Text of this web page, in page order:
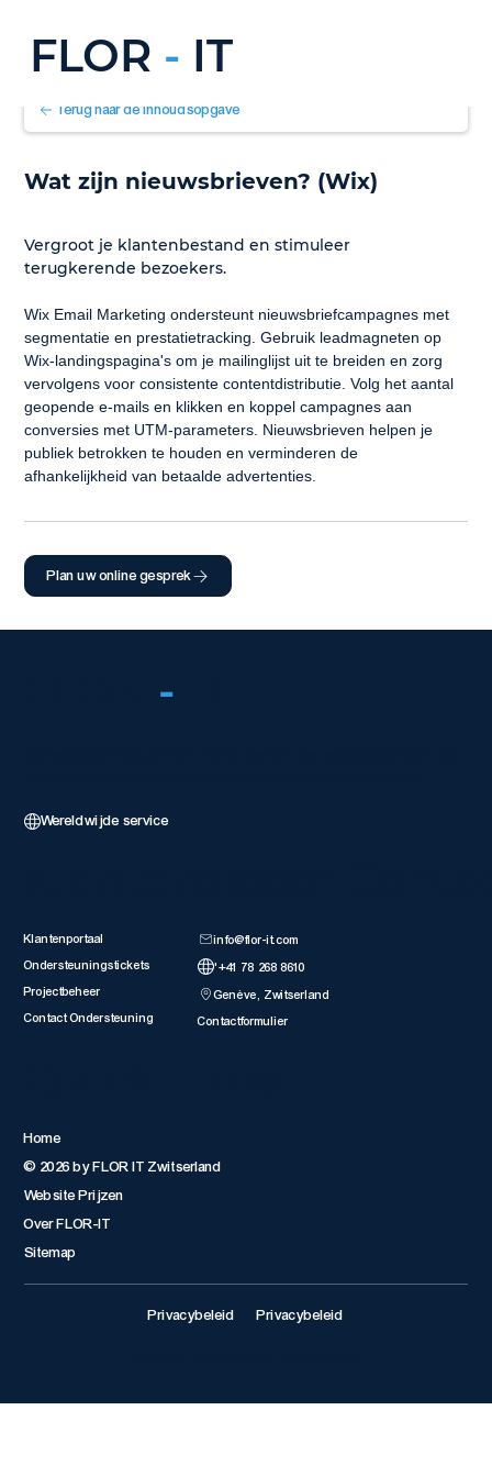
FLOR - IT
Terug naar de inhoudsopgave
Wat zijn nieuwsbrieven? (Wix)
Vergroot je klantenbestand en stimuleer
terugkerende bezoekers.
Wix Email Marketing ondersteunt nieuwsbriefcampagnes met
segmentatie en prestatietracking. Gebruik leadmagneten op
Wix-landingspagina's om je mailinglijst uit te breiden en zorg
vervolgens voor consistente contentdistributie. Volg het aantal
geopende e-mails en klikken en koppel campagnes aan
conversies met UTM-parameters. Nieuwsbrieven helpen je
publiek betrokken te houden en verminderen de
afhankelijkheid van betaalde advertenties.
Plan uw online gesprek
-
Wereldwijde service
Klantenportaal
Ondersteuningstickets
Projectbeheer
Contact Ondersteuning
info@flor-it.com
'+41 78 268 8610
Genève, Zwitserland
Contactformulier
Home
© 2026 by FLOR IT Zwitserland
Website Prijzen
Over FLOR-IT
Sitemap
Privacybeleid Privacybeleid